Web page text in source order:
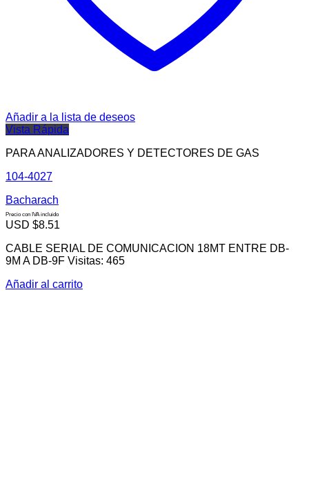
Añadir a la lista de deseos
Vista Rápida
PARA ANALIZADORES Y DETECTORES DE GAS
104-4027
Bacharach
Precio con IVA incluido
USD $8.51
CABLE SERIAL DE COMUNICACION 18MT ENTRE DB-
9M A DB-9F Visitas: 465
Añadir al carrito